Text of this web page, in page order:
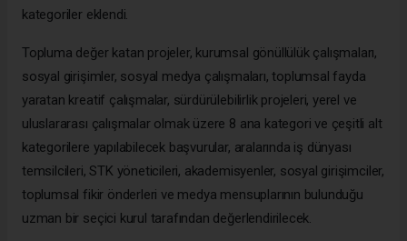
kategoriler eklendi.
Topluma değer katan projeler, kurumsal gönüllülük çalışmaları,
sosyal girişimler, sosyal medya çalışmaları, toplumsal fayda
yaratan kreatif çalışmalar, sürdürülebilirlik projeleri, yerel ve
uluslararası çalışmalar olmak üzere 8 ana kategori ve çeşitli alt
kategorilere yapılabilecek başvurular, aralarında iş dünyası
temsilcileri, STK yöneticileri, akademisyenler, sosyal girişimciler,
toplumsal fikir önderleri ve medya mensuplarının bulunduğu
uzman bir seçici kurul tarafından değerlendirilecek.